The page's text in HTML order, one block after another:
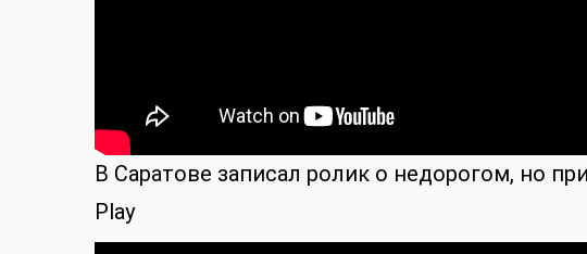
В Саратове записал ролик о недорогом, но
Play